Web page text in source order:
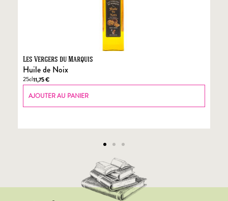
Les Vergers du Marquis
Huile de Noix
25cl11,75€
AJOUTER AU PANIER